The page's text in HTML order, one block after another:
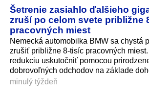
Šetrenie zasiahlo ďalšieho
zruší po celom svete približne
pracovných miest
Nemecká automobilka BMW sa chystá
zrušiť približne 8-tisíc pracovných
redukciu uskutočniť pomocou
dobrovoľných odchodov na základe
minulý týždeň